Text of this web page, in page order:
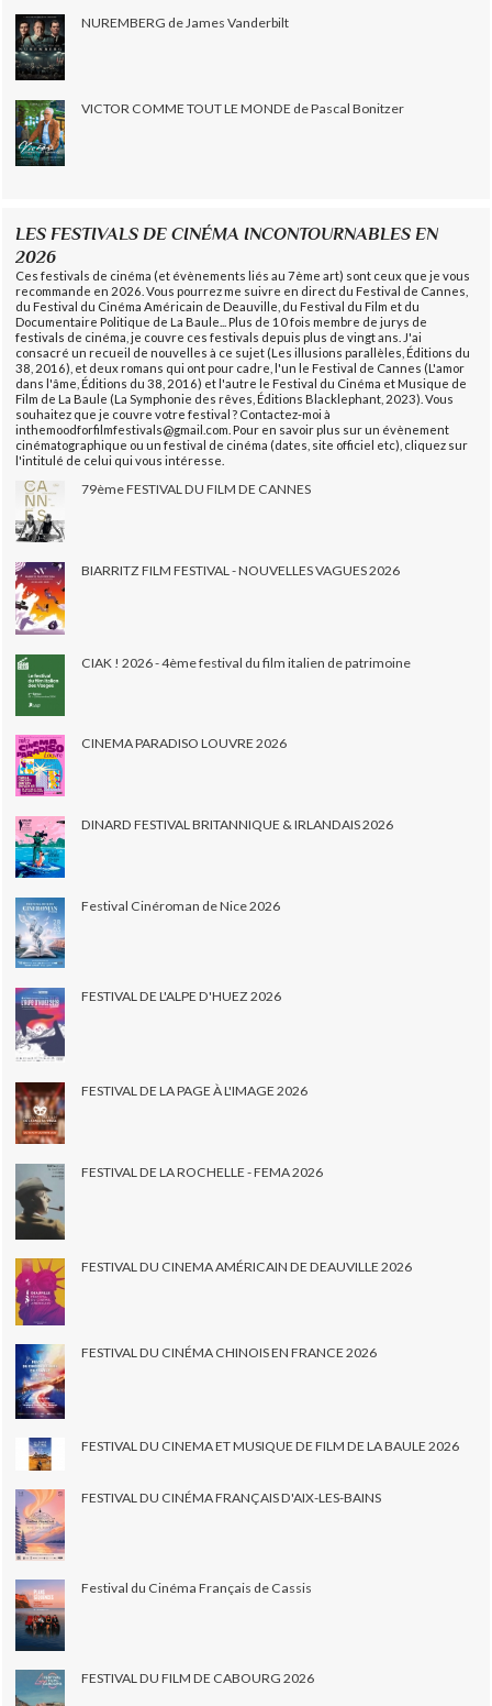
NUREMBERG de James Vanderbilt
VICTOR COMME TOUT LE MONDE de Pascal Bonitzer
LES FESTIVALS DE CINÉMA INCONTOURNABLES EN
2026
Ces festivals de cinéma (et évènements liés au 7ème art) sont ceux que je vous
recommande en 2026. Vous pourrez me suivre en direct du Festival de Cannes,
du Festival du Cinéma Américain de Deauville, du Festival du Film et du
Documentaire Politique de La Baule... Plus de 10 fois membre de jurys de
festivals de cinéma, je couvre ces festivals depuis plus de vingt ans. J'ai
consacré un recueil de nouvelles à ce sujet (Les illusions parallèles, Éditions du
38, 2016), et deux romans qui ont pour cadre, l'un le Festival de Cannes (L'amor
dans l'âme, Éditions du 38, 2016) et l'autre le Festival du Cinéma et Musique de
Film de La Baule (La Symphonie des rêves, Éditions Blacklephant, 2023). Vous
souhaitez que je couvre votre festival ? Contactez-moi à
inthemoodforfilmfestivals@gmail.com. Pour en savoir plus sur un évènement
cinématographique ou un festival de cinéma (dates, site officiel etc), cliquez sur
l'intitulé de celui qui vous intéresse.
79ème FESTIVAL DU FILM DE CANNES
BIARRITZ FILM FESTIVAL - NOUVELLES VAGUES 2026
CIAK ! 2026 - 4ème festival du film italien de patrimoine
CINEMA PARADISO LOUVRE 2026
DINARD FESTIVAL BRITANNIQUE & IRLANDAIS 2026
Festival Cinéroman de Nice 2026
FESTIVAL DE L'ALPE D'HUEZ 2026
FESTIVAL DE LA PAGE À L'IMAGE 2026
FESTIVAL DE LA ROCHELLE - FEMA 2026
FESTIVAL DU CINEMA AMÉRICAIN DE DEAUVILLE 2026
FESTIVAL DU CINÉMA CHINOIS EN FRANCE 2026
FESTIVAL DU CINEMA ET MUSIQUE DE FILM DE LA BAULE 2026
FESTIVAL DU CINÉMA FRANÇAIS D'AIX-LES-BAINS
Festival du Cinéma Français de Cassis
FESTIVAL DU FILM DE CABOURG 2026